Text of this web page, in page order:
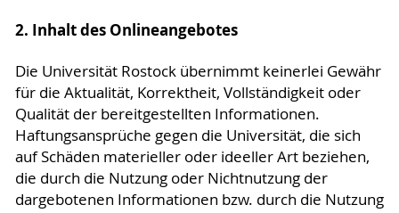
2. Inhalt des Onlineangebotes
Die Universität Rostock übernimmt keinerlei Gewähr
für die Aktualität, Korrektheit, Vollständigkeit oder
Qualität der bereitgestellten Informationen.
Haftungsansprüche gegen die Universität, die sich
auf Schäden materieller oder ideeller Art beziehen,
die durch die Nutzung oder Nichtnutzung der
dargebotenen Informationen bzw. durch die Nutzung